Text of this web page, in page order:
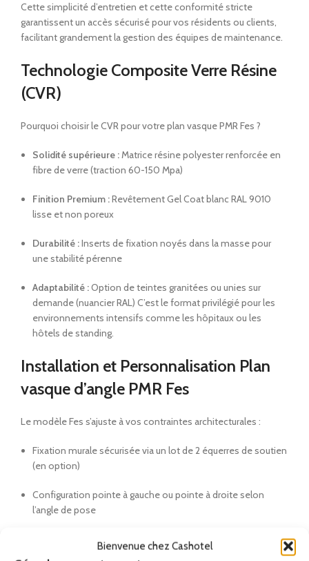
Bienvenue chez Cashotel
Cette simplicité d’entretien et cette conformité stricte
garantissent un accès sécurisé pour vos résidents ou clients,
facilitant grandement la gestion des équipes de maintenance.
Technologie Composite Verre Résine
(CVR)
Pourquoi choisir le CVR pour votre plan vasque PMR Fes ?
Solidité supérieure :Matrice résine polyester renforcée en
fibre de verre (traction 60-150 Mpa)
Finition Premium :Revêtement Gel Coat blanc RAL 9010
lisse et non poreux
Durabilité :Inserts de fixation noyés dans la masse pour
une stabilité pérenne
Adaptabilité :Option de teintes granitées ou unies sur
demande (nuancier RAL) C’est le format privilégié pour les
environnements intensifs comme les hôpitaux ou les
hôtels de standing.
Installation et Personnalisation Plan
vasque d’angle PMR Fes
Le modèle Fes s’ajuste à vos contraintes architecturales :
Fixation murale sécurisée via un lot de 2 équerres de soutien
(en option)
Configuration pointe à gauche ou pointe à droite selon
l’angle de pose
Option avec ou sans trop-plein et trou de robinetterie inclus